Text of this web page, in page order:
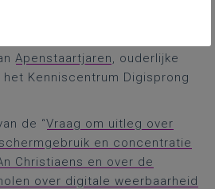
Apenstaartjaren, ouderlijke
Kenniscentrum Digisprong
de “Vraag om uitleg over
en concentratie
Christiaens en over de
over digitale weerbaarheid